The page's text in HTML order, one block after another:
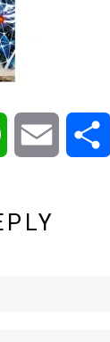
WhatsApp Email